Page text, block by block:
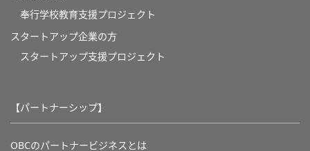
奉⾏学校教育⽀援プロジェクト
スタートアップ企業の方
スタートアップ支援プロジェクト
【パートナーシップ】
OBCのパートナービジネスとは